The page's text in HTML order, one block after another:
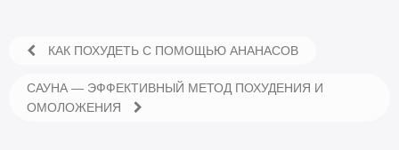
КАК ПОХУДЕТЬ С ПОМОЩЬЮ АНАНАСОВ
САУНА — ЭФФЕКТИВНЫЙ МЕТОД ПОХУДЕНИЯ И
ОМОЛОЖЕНИЯ